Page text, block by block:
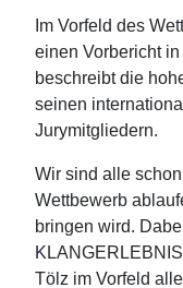
Im Vorfeld des
einen Vorbericht
beschreibt die
seinen
Jurymitgliedern.
Wir sind alle
Wettbewerb
bringen wird.
Tölz im Vorfeld